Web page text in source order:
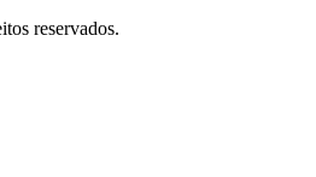
reservados.